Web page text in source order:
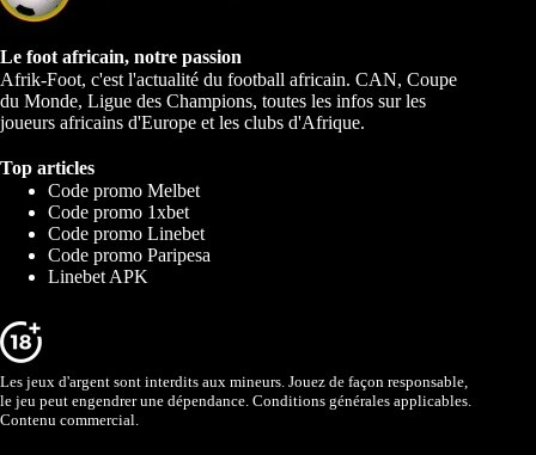
Le foot africain, notre passion
Afrik-Foot, c'est l'actualité du football africain. CAN, Coupe
du Monde, Ligue des Champions, toutes les infos sur les
joueurs africains d'Europe et les clubs d'Afrique.
Top articles
Code promo Melbet
Code promo 1xbet
Code promo Linebet
Code promo Paripesa
Linebet APK
Les jeux d'argent sont interdits aux mineurs. Jouez de façon responsable,
le jeu peut engendrer une dépendance. Conditions générales applicables.
Contenu commercial.